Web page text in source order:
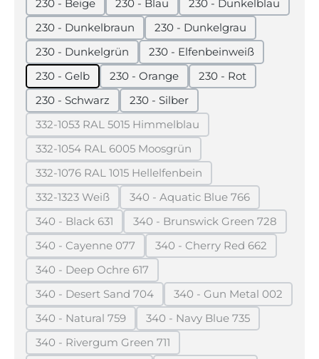
230 - Beige 230 - Blau
230 - Dunkelblau
230 - Dunkelbraun
230 - Dunkelgrau
230 - Dunkelgrün
230 - Elfenbeinweiß
230 - Gelb
230 - Orange
230 - Rot
230 - Schwarz
230 - Silber
332-1053 RAL 5015 Himmelblau
(Diese Option ist zurzeit nicht verfügbar.)
332-1054 RAL 6005 Moosgrün
(Diese Option ist zurzeit nicht verfügbar.)
332-1076 RAL 1015 Hellelfenbein
(Diese Option ist zurzeit nicht verfügbar.)
332-1323 Weiß
(Diese Option ist zurzeit nicht verfügbar.)
340 - Aquatic Blue 766
(Diese Option ist zurzeit
340 - Black 631
(Diese Option ist zurzeit nicht verfügbar.)
340 - Brunswick Green 728
(Diese Option ist zurzeit
340 - Cayenne 077
(Diese Option ist zurzeit nicht verfügbar.)
340 - Cherry Red 662
(Diese Option ist
340 - Deep Ochre 617
(Diese Option ist zurzeit nicht verfügbar.)
340 - Desert Sand 704
(Diese Option ist zurzeit nicht verfügbar.)
340 - Gun Metal 002
(Diese Option ist
340 - Natural 759
(Diese Option ist zurzeit nicht verfügbar.)
340 - Navy Blue 735
(Diese Option ist zurzeit
340 - Rivergum Green 711
(Diese Option ist zurzeit nicht verfügbar.)